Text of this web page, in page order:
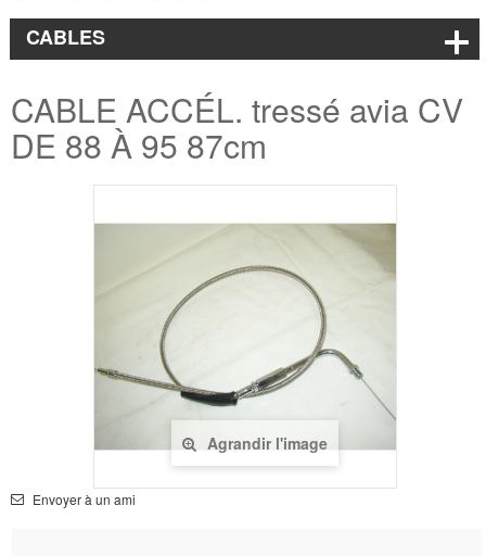
CABLES
CABLE ACCÉL. tressé avia CV
DE 88 À 95 87cm
Agrandir l'image
Envoyer à un ami